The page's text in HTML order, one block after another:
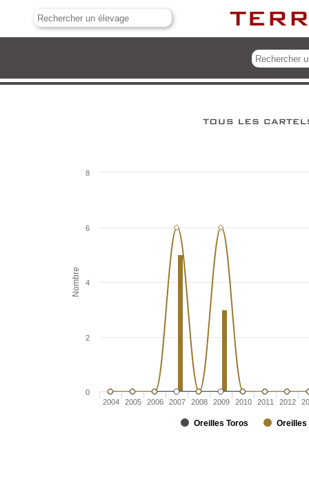
Nombre
Oreilles Toros Oreilles
2004 2005 2006 2007 2008 2009 2010 2011 2012
0
2
4
6
8